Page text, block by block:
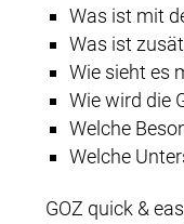
Was ist mit
Was ist
Wie sieht es
Wie wird die
Welche
Welche
GOZ quick &